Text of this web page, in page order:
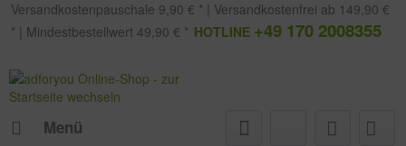
Versandkostenpauschale 9,90 € * | Versandkostenfrei ab 149,90 €
* | Mindestbestellwert 49,90 € * HOTLINE +49 170 2008355
Menü